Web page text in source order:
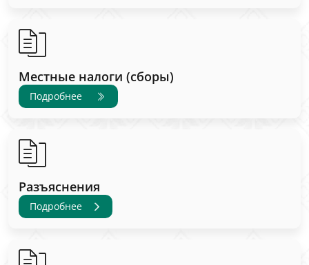
Местные налоги (сборы)
Подробнее
Разъяснения
Подробнее